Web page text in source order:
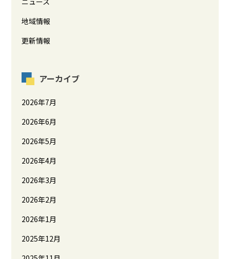
地域情報
更新情報
アーカイブ
2026年7月
2026年6月
2026年5月
2026年4月
2026年3月
2026年2月
2026年1月
2025年12月